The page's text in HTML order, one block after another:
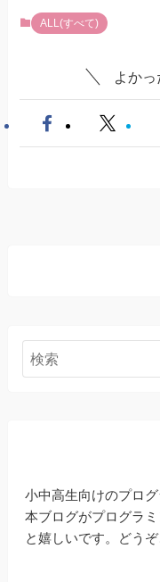
ALL(すべて)
よかっ
小中高生向けのプロ
本ブログがプログラ
と嬉しいです。どう